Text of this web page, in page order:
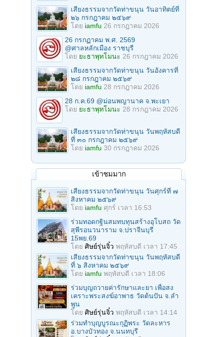
เสียงธรรมจากวัดท่าขนุน วันอาทิตย์ที่
๒๖ กรกฎาคม ๒๕๖๙
โดย iamfu 26 กรกฎาคม 2026
26 กรกฏาคม พ.ศ. 2569
@ศาลหลักเมือง ราชบุรี
โดย ยะธาพุทโมนะ 26 กรกฎาคม 2026
เสียงธรรมจากวัดท่าขนุน วันอังคารที่
๒๘ กรกฎาคม ๒๕๖๙
โดย iamfu 28 กรกฎาคม 2026
28 ก.ค.69 @ม่อนพญานาค จ.พะเยา
โดย ยะธาพุทโมนะ 28 กรกฎาคม 2026
เสียงธรรมจากวัดท่าขนุน วันพฤหัสบดี
ที่ ๓๐ กรกฎาคม ๒๕๖๙
โดย iamfu 30 กรกฎาคม 2026
เข้าชมมาก
เสียงธรรมจากวัดท่าขนุน วันศุกร์ที่ ๗
สิงหาคม ๒๕๖๙
โดย iamfu ศุกร์ เวลา 16:53
ร่วมทอดกฐินสมทบทุนสร้างอุโบสถ วัด
สุพีรอนวนาราม จ.ปราจีนบุรี
15พย.69
โดย ศิษย์รุ่นจิ๋ว พฤหัสบดี เวลา 17:45
เสียงธรรมจากวัดท่าขนุน วันพฤหัสบดี
ที่ ๖ สิงหาคม ๒๕๖๙
โดย iamfu พฤหัสบดี เวลา 18:06
ร่วมบุญถวายค่ารักษาและยา เพื่อสง
เคราะพระสงฆ์อาพาธ วัดต้นปัน จ.ลํา
พูน
โดย ศิษย์รุ่นจิ๋ว พฤหัสบดี เวลา 14:14
ร่วมทําบุญบูรณะกุฏิพระ วัดละหาร
อ.บางบัวทอง จ.นนทบุรี